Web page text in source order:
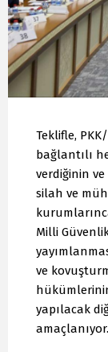
Teklifle,
bağlantılı
verdiğinin
silah ve
Milli
ve
yapılacak
amaçlanıyor.